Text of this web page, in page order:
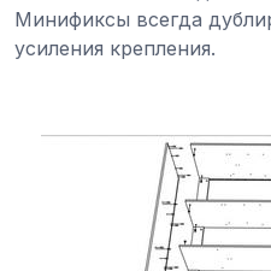
Минификсы всегда
усиления крепления.